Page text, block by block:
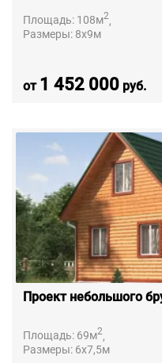
Площадь: 108м2,
Размеры: 8х9м
от 1 452 000 руб.
Проект небольшого
Площадь: 69м2,
Размеры: 6х7,5м